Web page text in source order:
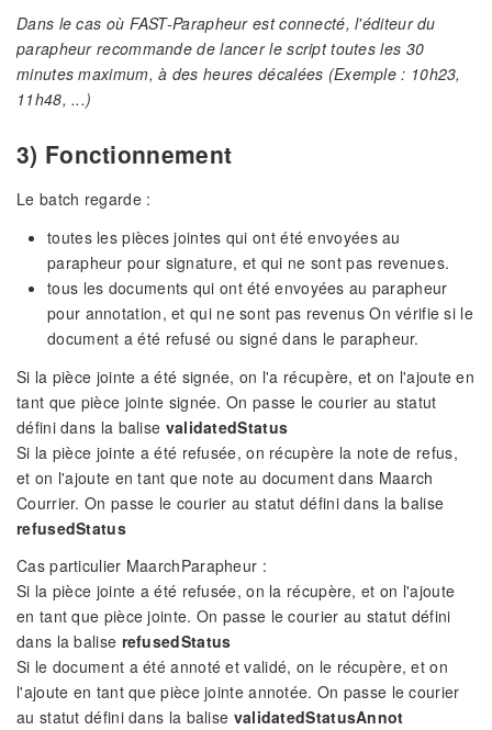
Dans le cas où FAST-Parapheur est connecté, l'éditeur du
parapheur recommande de lancer le script toutes les 30
minutes maximum, à des heures décalées (Exemple : 10h23,
11h48, ...)
3) Fonctionnement
Le batch regarde :
toutes les pièces jointes qui ont été envoyées au
parapheur pour signature, et qui ne sont pas revenues.
tous les documents qui ont été envoyées au parapheur
pour annotation, et qui ne sont pas revenus On vérifie si le
document a été refusé ou signé dans le parapheur.
Si la pièce jointe a été signée, on l'a récupère, et on l'ajoute en
tant que pièce jointe signée. On passe le courier au statut
défini dans la balise validatedStatus
Si la pièce jointe a été refusée, on récupère la note de refus,
et on l'ajoute en tant que note au document dans Maarch
Courrier. On passe le courier au statut défini dans la balise
refusedStatus
Cas particulier MaarchParapheur :
Si la pièce jointe a été refusée, on la récupère, et on l'ajoute
en tant que pièce jointe. On passe le courier au statut défini
dans la balise refusedStatus
Si le document a été annoté et validé, on le récupère, et on
l'ajoute en tant que pièce jointe annotée. On passe le courier
au statut défini dans la balise validatedStatusAnnot